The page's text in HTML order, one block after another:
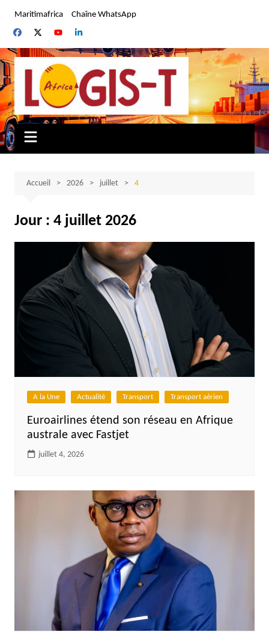
contenu
Maritimafrica Chaîne WhatsApp
Accueil 2026 juillet 4
Jour : 4 juillet 2026
A la Une Actualité Transport Transport aérien
Euroairlines étend son réseau en Afrique
australe avec Fastjet
juillet 4, 2026